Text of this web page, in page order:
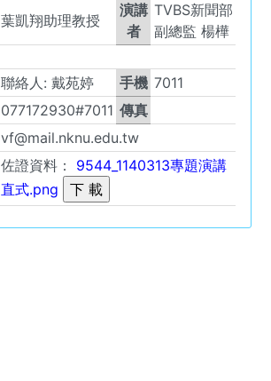
葉凱翔助理教授
演講
者
TVBS新聞部
副總監 楊樺
聯絡人: 戴苑婷 手機 7011
077172930#7011 傳真
vf@mail.nknu.edu.tw
佐證資料： 9544_1140313專題演講
直式.png